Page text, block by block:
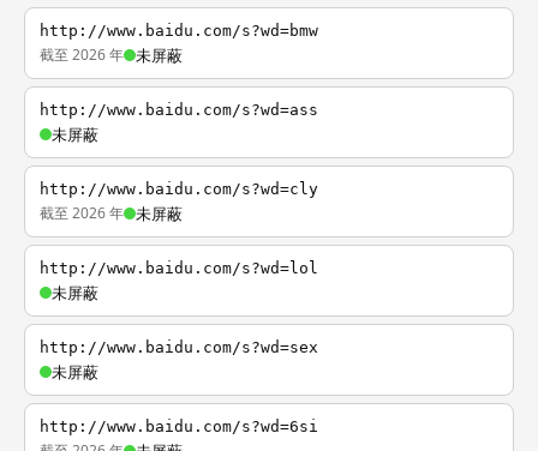
http://www.baidu.com/s?wd=bmw
截至 2026 年 未屏蔽
http://www.baidu.com/s?wd=ass
未屏蔽
http://www.baidu.com/s?wd=cly
截至 2026 年 未屏蔽
http://www.baidu.com/s?wd=lol
未屏蔽
http://www.baidu.com/s?wd=sex
未屏蔽
http://www.baidu.com/s?wd=6si